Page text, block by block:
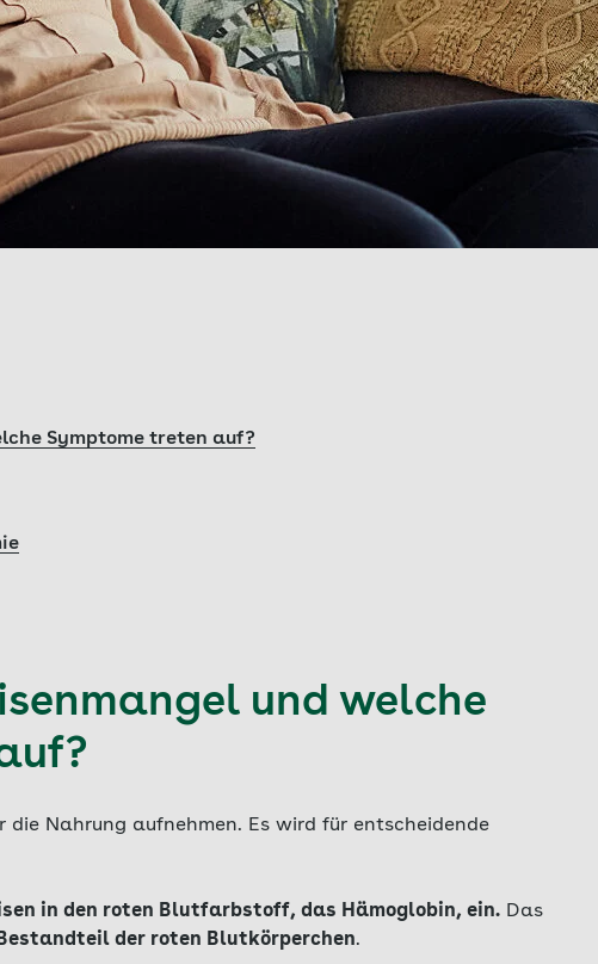
Symptome treten auf?
und welche
die Nahrung aufnehmen. Es wird für entscheidende
in den roten Blutfarbstoff, das Hämoglobin, ein. Das
der roten Blutkörperchen.